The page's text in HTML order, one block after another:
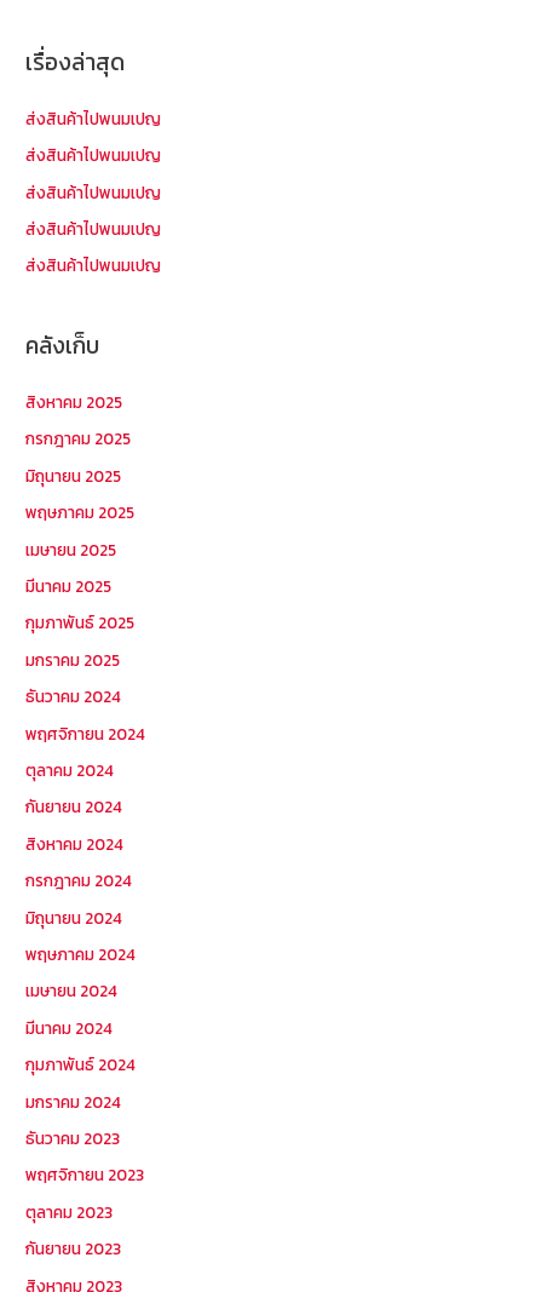
ห
รั
เรื่องล่าสุด
ส่งสินค้าไปพนมเปญ
ส่งสินค้าไปพนมเปญ
ส่งสินค้าไปพนมเปญ
ส่งสินค้าไปพนมเปญ
ส่งสินค้าไปพนมเปญ
คลังเก็บ
สิงหาคม 2025
กรกฎาคม 2025
มิถุนายน 2025
พฤษภาคม 2025
เมษายน 2025
มีนาคม 2025
กุมภาพันธ์ 2025
มกราคม 2025
ธันวาคม 2024
พฤศจิกายน 2024
ตุลาคม 2024
กันยายน 2024
สิงหาคม 2024
กรกฎาคม 2024
มิถุนายน 2024
พฤษภาคม 2024
เมษายน 2024
มีนาคม 2024
กุมภาพันธ์ 2024
มกราคม 2024
ธันวาคม 2023
พฤศจิกายน 2023
ตุลาคม 2023
กันยายน 2023
สิงหาคม 2023